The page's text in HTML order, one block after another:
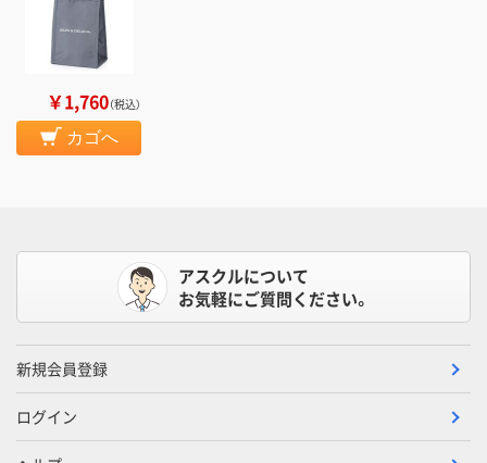
￥1,760（税込）
カゴへ
アスクルについて
お気軽にご質問ください。
新規会員登録
ログイン